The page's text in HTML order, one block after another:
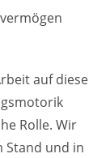
auf diese
Rolle. Wir
Stand und in